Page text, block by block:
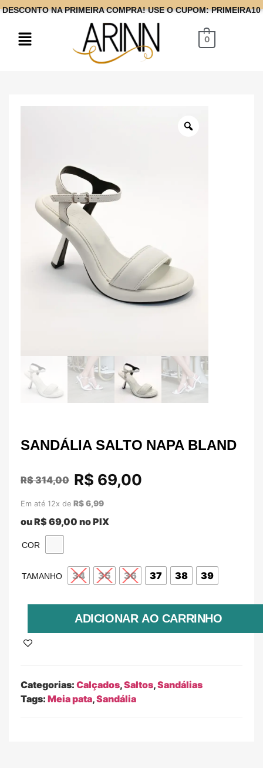
DESCONTO NA PRIMEIRA COMPRA! USE O CUPOM: PRIMEIRA10
0
SANDÁLIA SALTO NAPA BLAND
R$314,00 R$ 69,00
Em até 12x de R$6,99
ouR$69,00 no PIX
COR
TAMANHO 34 35 36 37 38 39
ADICIONAR AO CARRINHO
Categorias: Calçados,Saltos,Sandálias
Tags: Meia pata,Sandália